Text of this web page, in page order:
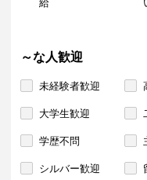
給
～な人歓迎
未経験者歓迎
大学生歓迎
学歴不問
シルバー歓迎